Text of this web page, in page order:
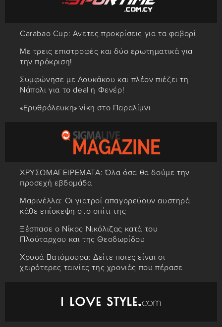
Carabao Cup: Άνετες προκρίσεις για τα φαβορί
Με τρεις επιστροφές και δύο ερωτηματικά για
την πρόκριση!
Συμφώνησε με Λουκάκου και πλέον πιέζει τη
Νάπολι για το deal η Φενέρ!
«Ερυθρόλευκη» νίκη στο Παραλίμνι
ΧΡΥΣΩΜΑΓΕΙΡΕΜΑΤΑ: Όλα όσα θα δούμε την
προσεχή εβδομάδα
Μαρινέλλα: Οι γιατροί απαγορεύουν αυστηρά
κάθε επίσκεψη στο σπίτι της
Ξέσπασε ο Νίκος Νικόλιζας κατά του
Πλούταρχου και της Θεοδωρίδου
Χρυσά Βατόμουρα: Δείτε ποιες είναι οι
χειρότερες ταινίες της χρονιάς που πέρασε